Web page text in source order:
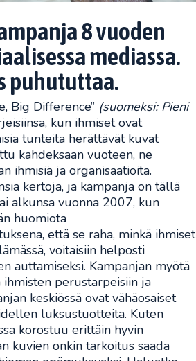
8 vuoden
mediassa.
puhututtaa.
Big Difference” (suomeksi: Pieni
kun ihmiset ovat
tunteita herättävät kuvat
kahdeksaan vuoteen, ne
ihmisiä ja organisaatioita.
kertoja, ja kampanja on tällä
alkunsa vuonna 2007, kun
huomiota
että se raha, minkä ihmiset
voitaisiin helposti
auttamiseksi. Kampanjan myötä
perustarpeisiin ja
keskiössä ovat vähäosaiset
luksustuotteita. Kuten
korostuu erittäin hyvin
kuvien onkin tarkoitus saada